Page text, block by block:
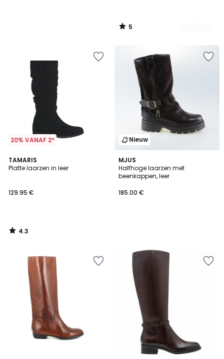
5
/
20% VANAF 2*
TAMARIS
Platte laarzen in leer
129.95 €
4.3
/ 5
4.3
/
Nieuw
MJUS
Halfhoge laarzen met
beenkappen, leer
185.00 €